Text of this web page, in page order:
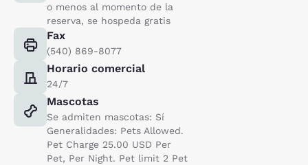
o menos al momento de la
reserva, se hospeda gratis
Fax
(540) 869-8077
Horario comercial
24/7
Mascotas
Se admiten mascotas: Sí
Generalidades: Pets Allowed.
Pet Charge 25.00 USD Per
Pet, Per Night. Pet limit 2 Pet